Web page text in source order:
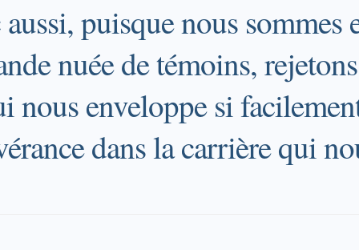
puisque nous sommes
nuée de témoins,
nous enveloppe si
dans la carrière qui